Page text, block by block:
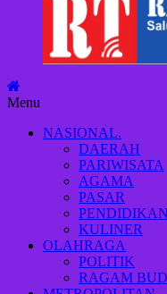
Saluran
aspirasi
keadilan
Menu
NASIONAL.
DAERAH
PARIWISATA
AGAMA
PASAR
PENDIDIKAN
KULINER
OLAHRAGA
POLITIK
RAGAM